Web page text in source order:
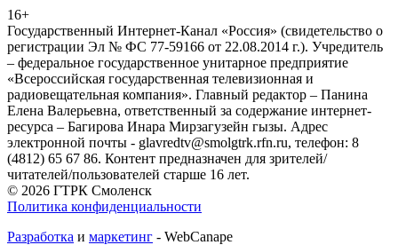
16+
Государственный Интернет-Канал «Россия» (свидетельство о
регистрации Эл № ФС 77-59166 от 22.08.2014 г.). Учредитель
– федеральное государственное унитарное предприятие
«Всероссийская государственная телевизионная и
радиовещательная компания». Главный редактор – Панина
Елена Валерьевна, ответственный за содержание интернет-
ресурса – Багирова Инара Мирзагузейн гызы. Адрес
электронной почты - glavredtv@smolgtrk.rfn.ru, телефон: 8
(4812) 65 67 86. Контент предназначен для зрителей/
читателей/пользователей старше 16 лет.
© 2026 ГТРК Смоленск
Политика конфиденциальности
Разработка и маркетинг - WebCanape